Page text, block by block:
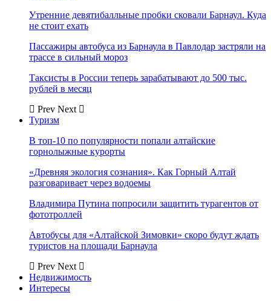
Утренние девятибалльные пробки сковали Барнаул. Куда
не стоит ехать
Пассажиры автобуса из Барнаула в Павлодар застряли на
трассе в сильный мороз
Таксисты в России теперь зарабатывают до 500 тыс.
рублей в месяц
Prev Next
Туризм
В топ-10 по популярности попали алтайские
горнолыжные курорты
«Древняя экология сознания». Как Горный Алтай
разговаривает через водоемы
Владимира Путина попросили защитить турагентов от
фототроллей
Автобусы для «Алтайской Зимовки» скоро будут ждать
туристов на площади Барнаула
Prev Next
Недвижимость
Интересы